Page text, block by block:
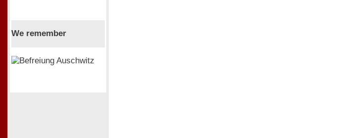
We remember